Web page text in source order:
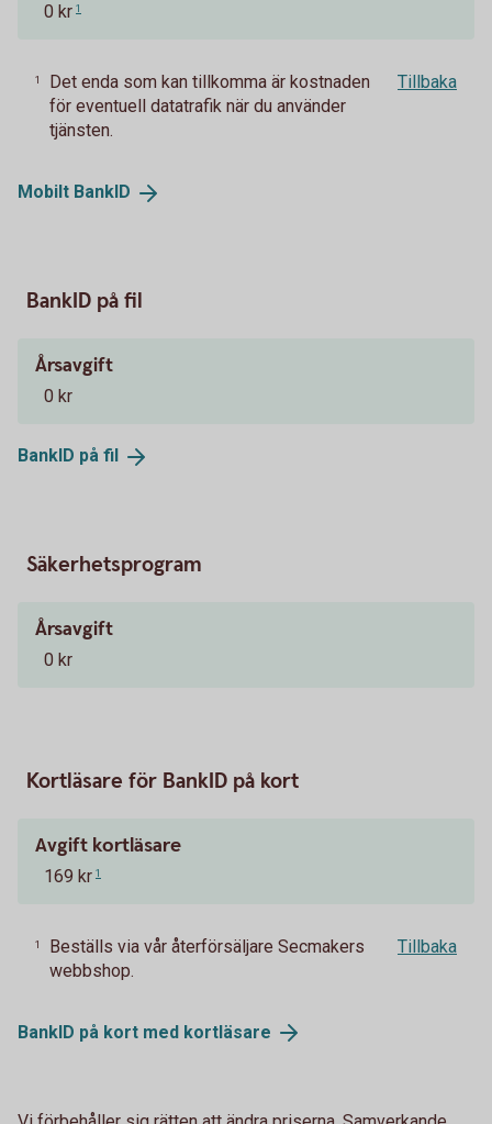
0 kr 1
1
Det enda som kan tillkomma är kostnaden
för eventuell datatrafik när du använder
tjänsten.
Tillbaka
Mobilt BankID
BankID på fil
Årsavgift
0 kr
BankID på fil
Säkerhetsprogram
Årsavgift
0 kr
Kortläsare för BankID på kort
Avgift kortläsare
169 kr 1
1
Beställs via vår återförsäljare Secmakers
webbshop.
Tillbaka
BankID på kort med kortläsare